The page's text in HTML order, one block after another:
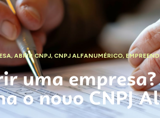
,ABRIR CNPJ, CNPJ ALFANUMÉRICO,
uma
o novo CNPJ